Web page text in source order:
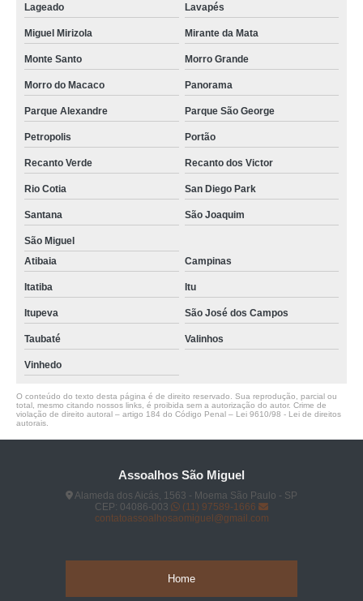
Lageado Lavapés
Miguel Mirizola Mirante da Mata
Monte Santo Morro Grande
Morro do Macaco Panorama
Parque Alexandre Parque São George
Petropolis Portão
Recanto Verde Recanto dos Victor
Rio Cotia San Diego Park
Santana São Joaquim
São Miguel
Atibaia
Campinas
Itatiba Itu
Itupeva São José dos Campos
Taubaté Valinhos
Vinhedo
O conteúdo do texto desta página é de direito reservado. Sua reprodução, parcial ou
total, mesmo citando nossos links, é proibida sem a autorização do autor. Crime de
violação de direito autoral – artigo 184 do Código Penal – Lei 9610/98 - Lei de direitos
autorais
Assoalhos São Miguel
Alameda dos Aicás, 1563 - Moema São Paulo - SP
CEP: 04086-003
(11) 97589-1666
contatoassoalhosaomiguel@gmail.com
Home